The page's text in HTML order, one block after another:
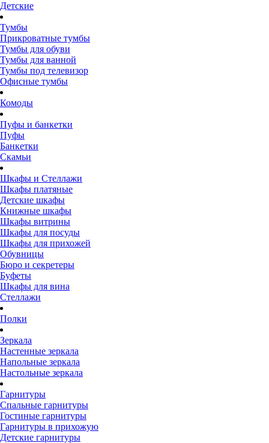
Детские
Тумбы
Прикроватные тумбы
Тумбы для обуви
Тумбы для ванной
Тумбы под телевизор
Офисные тумбы
Комоды
Пуфы и банкетки
Пуфы
Банкетки
Скамьи
Шкафы и Стеллажи
Шкафы платяные
Детские шкафы
Книжные шкафы
Шкафы витрины
Шкафы для посуды
Шкафы для прихожей
Обувницы
Бюро и секретеры
Буфеты
Шкафы для вина
Стеллажи
Полки
Зеркала
Настенные зеркала
Напольные зеркала
Настольные зеркала
Гарнитуры
Спальные гарнитуры
Гостиные гарнитуры
Гарнитуры в прихожую
Детские гарнитуры